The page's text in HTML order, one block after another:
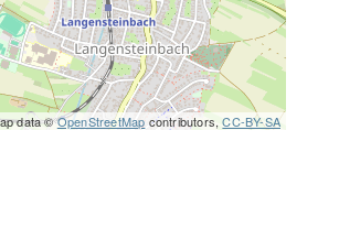
data ©OpenStreetMap contributors,CC-BY-SA